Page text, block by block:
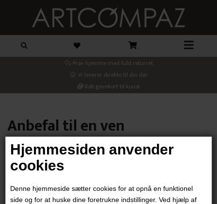
Hjemmesiden anvender
cookies
Denne hjemmeside sætter cookies for at opnå en funktionel
side og for at huske dine foretrukne indstillinger. Ved hjælp af
Prøv hjemme med fuld returret
Vi leverer direkte til din dør
Køb gavekort til kunst
Anbefal til en ven
Din email
Modtager email